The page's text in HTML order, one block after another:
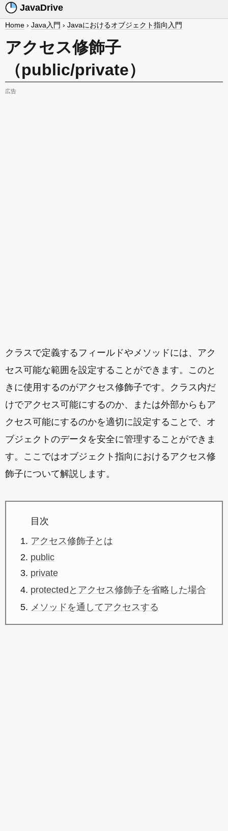
JavaDrive
Home › Java入門 › Javaにおけるオブジェクト指向入門
アクセス修飾子
（public/private）
広告
クラスで定義するフィールドやメソッドには、アク
セス可能な範囲を設定することができます。このと
きに使用するのがアクセス修飾子です。クラス内だ
けでアクセス可能にするのか、または外部からもア
クセス可能にするのかを適切に設定することで、オ
ブジェクトのデータを安全に管理することができま
す。ここではオブジェクト指向におけるアクセス修
飾子について解説します。
目次
アクセス修飾子とは
public
private
protectedとアクセス修飾子を省略した場合
メソッドを通してアクセスする